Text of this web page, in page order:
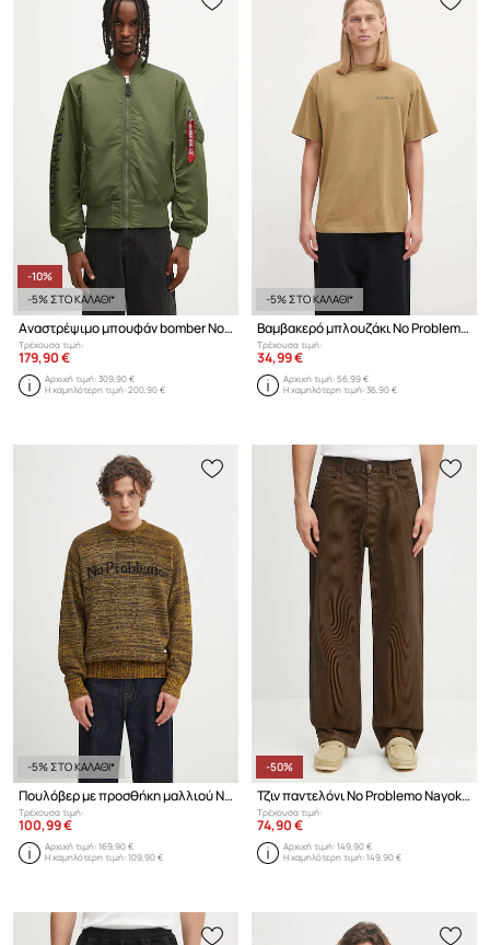
-10%
-5% ΣΤΟ ΚΑΛΑΘΙ*
Αναστρέψιμο μπουφάν bomber No Problemo x Alpha Industries No War MA-1
Τρέχουσα τιμή:
179,90 €
Αρχική τιμή:309,90 €
Η χαμηλότερη τιμή:200,90 €
-5% ΣΤΟ ΚΑΛΑΘΙ*
Βαμβακερό μπλουζάκι No Problemo Mini Problemo Tee
Τρέχουσα τιμή:
34,99 €
Αρχική τιμή:56,99 €
Η χαμηλότερη τιμή:36,90 €
-5% ΣΤΟ ΚΑΛΑΘΙ*
Πουλόβερ με προσθήκη μαλλιού No Problemo Mosca Crew Neck
Τρέχουσα τιμή:
100,99 €
Αρχική τιμή:169,90 €
Η χαμηλότερη τιμή:109,90 €
-50%
Τζιν παντελόνι No Problemo Nayoko
Τρέχουσα τιμή:
74,90 €
Αρχική τιμή:149,90 €
Η χαμηλότερη τιμή:149,90 €